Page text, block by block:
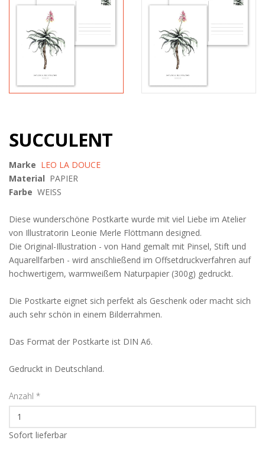
SUCCULENT
Marke LEO LA DOUCE
Material PAPIER
Farbe WEISS
Diese wunderschöne Postkarte wurde mit viel Liebe im Atelier
von Illustratorin Leonie Merle Flöttmann designed.
Die Original-Illustration - von Hand gemalt mit Pinsel, Stift und
Aquarellfarben - wird anschließend im Offsetdruckverfahren auf
hochwertigem, warmweißem Naturpapier (300g) gedruckt.
Die Postkarte eignet sich perfekt als Geschenk oder macht sich
auch sehr schön in einem Bilderrahmen.
Das Format der Postkarte ist DIN A6.
Gedruckt in Deutschland.
Anzahl *
Sofort lieferbar